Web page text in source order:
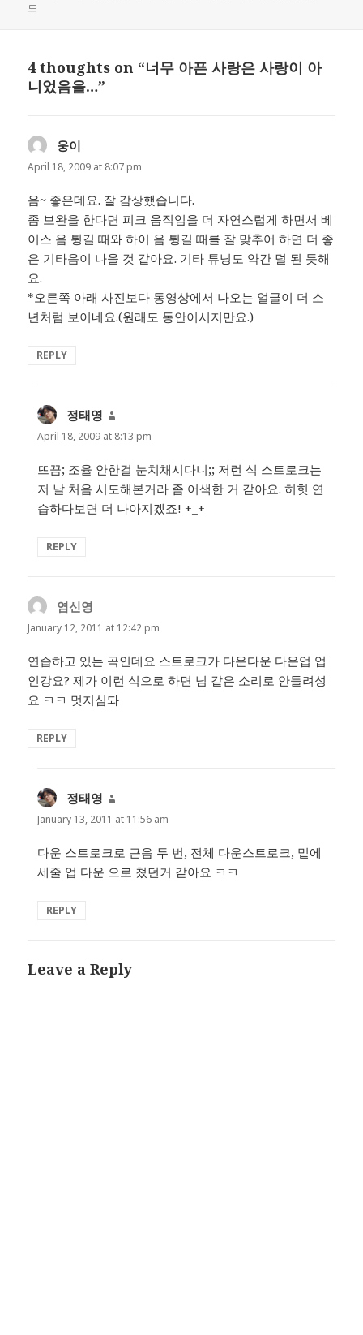
드
4 thoughts on “너무 아픈 사랑은 사랑이 아
니었음을…”
웅이
April 18, 2009 at 8:07 pm
음~ 좋은데요. 잘 감상했습니다.
좀 보완을 한다면 피크 움직임을 더 자연스럽게 하면서 베
이스 음 튕길 때와 하이 음 튕길 때를 잘 맞추어 하면 더 좋
은 기타음이 나올 것 같아요. 기타 튜닝도 약간 덜 된 듯해
요.
*오른쪽 아래 사진보다 동영상에서 나오는 얼굴이 더 소
년처럼 보이네요.(원래도 동안이시지만요.)
REPLY
정태영
April 18, 2009 at 8:13 pm
뜨끔; 조율 안한걸 눈치채시다니;; 저런 식 스트로크는
저 날 처음 시도해본거라 좀 어색한 거 같아요. 히힛 연
습하다보면 더 나아지겠죠! +_+
REPLY
염신영
January 12, 2011 at 12:42 pm
연습하고 있는 곡인데요 스트로크가 다운다운 다운업 업
인강요? 제가 이런 식으로 하면 님 같은 소리로 안들려성
요 ㅋㅋ 멋지심돠
REPLY
정태영
January 13, 2011 at 11:56 am
다운 스트로크로 근음 두 번, 전체 다운스트로크, 밑에
세줄 업 다운 으로 쳤던거 같아요 ㅋㅋ
REPLY
Leave a Reply